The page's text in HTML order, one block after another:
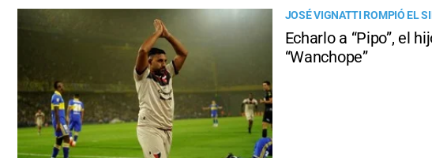
JOSÉ VIGNATTI ROMPIÓ EL
Echarlo a “Pipo”, el
“Wanchope”